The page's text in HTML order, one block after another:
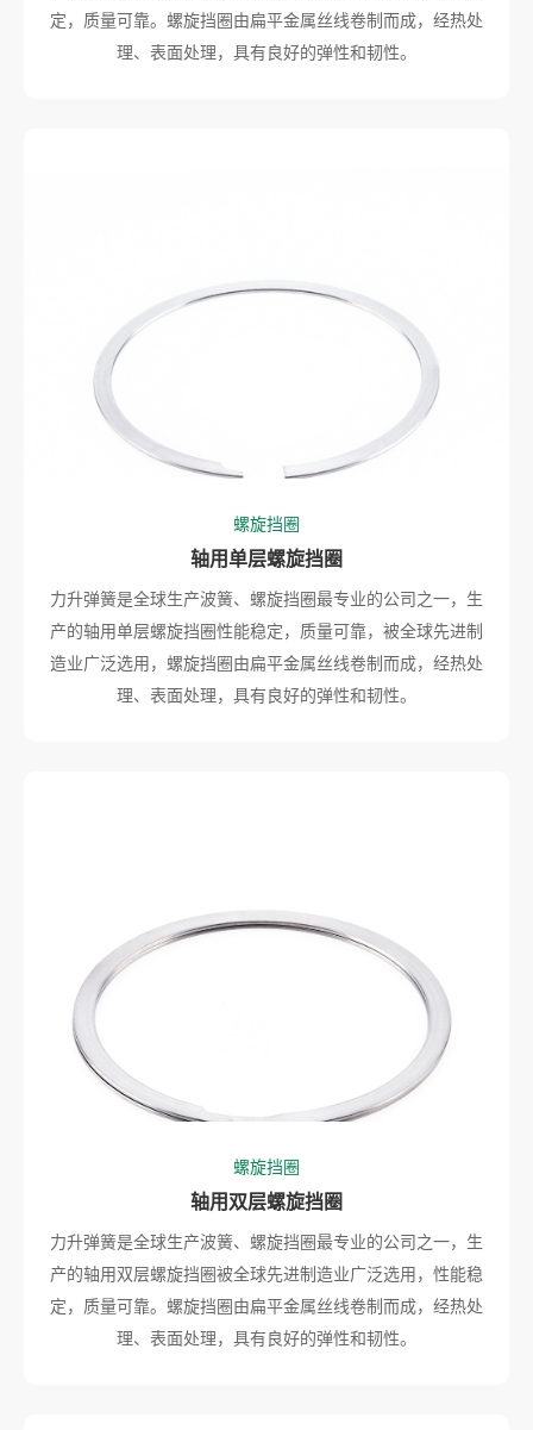
定，质量可靠。螺旋挡圈由扁平金属丝线卷制而成，经热处
理、表面处理，具有良好的弹性和韧性。
螺旋挡圈
轴用单层螺旋挡圈
力升弹簧是全球生产波簧、螺旋挡圈最专业的公司之一，生
产的轴用单层螺旋挡圈性能稳定，质量可靠，被全球先进制
造业广泛选用，螺旋挡圈由扁平金属丝线卷制而成，经热处
理、表面处理，具有良好的弹性和韧性。
螺旋挡圈
轴用双层螺旋挡圈
力升弹簧是全球生产波簧、螺旋挡圈最专业的公司之一，生
产的轴用双层螺旋挡圈被全球先进制造业广泛选用，性能稳
定，质量可靠。螺旋挡圈由扁平金属丝线卷制而成，经热处
理、表面处理，具有良好的弹性和韧性。